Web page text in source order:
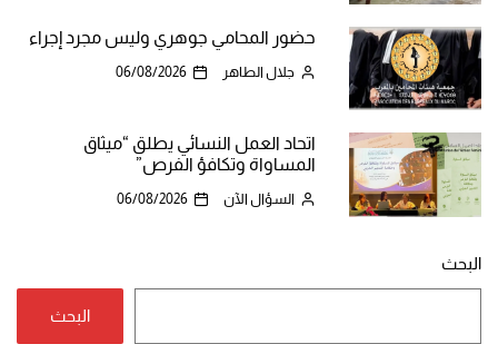
حضور المحامي جوهري وليس مجرد إجراء
جلال الطاهر 06/08/2026
اتحاد العمل النسائي يطلق “ميثاق
المساواة وتكافؤ الفرص”
السؤال الآن 06/08/2026
البحث
البحث